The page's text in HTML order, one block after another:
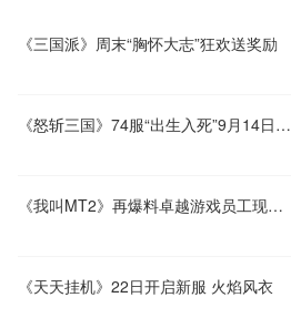
《三国派》周末“胸怀大志”狂欢送奖励
《怒斩三国》74服“出生入死”9月14日火爆开启
《我叫MT2》再爆料卓越游戏员工现身某单位总部
《天天挂机》22日开启新服 火焰风衣